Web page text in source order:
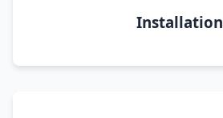
Installation